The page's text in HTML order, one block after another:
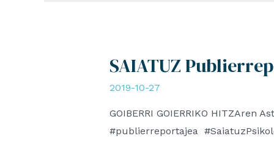
SAIATUZ
2019-10-27
GOIBERRI GOIERRIKO HITZAren
#publierreportajea